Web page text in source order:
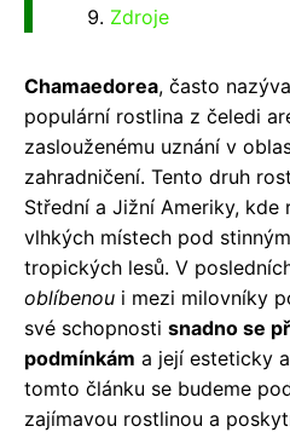
Zdroje
Chamaedorea, často
populární rostlina z čeledi
zaslouženému uznání v
zahradničení. Tento druh
Střední a Jižní Ameriky, kde
vlhkých místech pod
tropických lesů. V
oblíbenou i mezi milovníky
své schopnosti snadno se
podmínkám a její esteticky
tomto článku se budeme
zajímavou rostlinou a